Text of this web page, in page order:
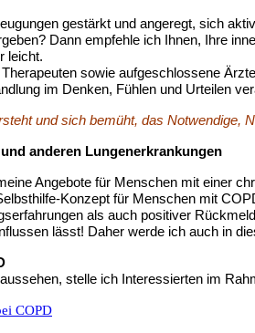
gestärkt und angeregt, sich
Dann empfehle ich Ihnen, Ihre
leicht.
sowie aufgeschlossene
im Denken, Fühlen und Urteilen
und sich bemüht, das
anderen Lungenerkrankungen
Angebote für Menschen mit einer
Konzept für Menschen mit
als auch positiver
lässt! Daher werde ich auch in
stelle ich Interessierten im
COPD